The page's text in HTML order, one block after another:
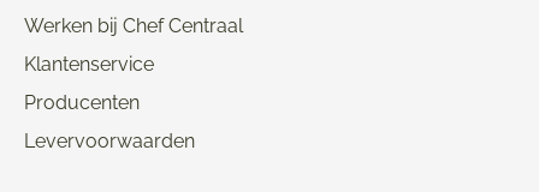
Werken bij Chef Centraal
Klantenservice
Producenten
Levervoorwaarden